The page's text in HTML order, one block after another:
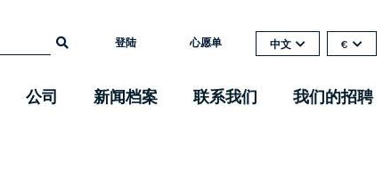
登陆 心愿单 中文 €
公司 新闻档案 联系我们 我们的招聘